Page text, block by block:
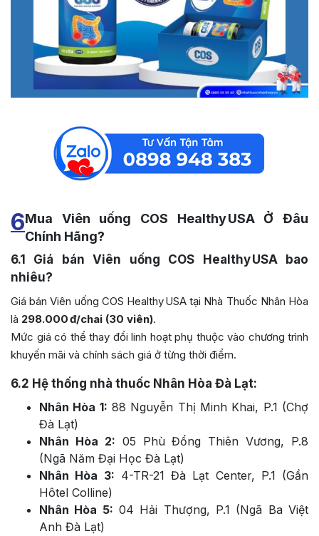
6Mua Viên uống COS Healthy USA Ở Đâu
Chính Hãng?
6.1
Giá bán Viên uống COS Healthy USA bao
nhiêu?
Giá bán Viên uống COS Healthy USA tại Nhà Thuốc Nhân Hòa
là 298.000 đ/chai (30 viên).
Mức giá có thể thay đổi linh hoạt phụ thuộc vào chương trình
khuyến mãi và chính sách giá ở từng thời điểm.
6.2 Hệ thống nhà thuốc Nhân Hòa Đà Lạt:
Nhân Hòa 1: 88 Nguyễn Thị Minh Khai, P.1 (Chợ
Đà Lạt)
Nhân Hòa 2: 05 Phù Đổng Thiên Vương, P.8
(Ngã Năm Đại Học Đà Lạt)
Nhân Hòa 3: 4-TR-21 Đà Lạt Center, P.1 (Gần
Hôtel Colline)
Nhân Hòa 5: 04 Hải Thượng, P.1 (Ngã Ba Việt
Anh Đà Lạt)